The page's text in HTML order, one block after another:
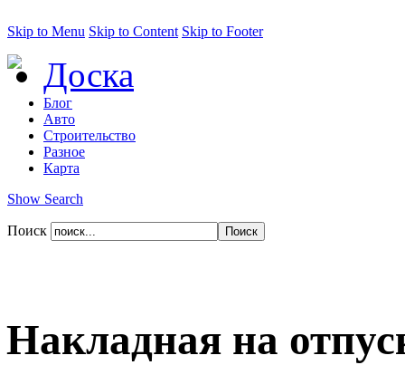
Skip to Menu Skip to Content Skip to Footer
Доска
Блог
Авто
Строительство
Разное
Карта
Show Search
Поиск
Накладная на